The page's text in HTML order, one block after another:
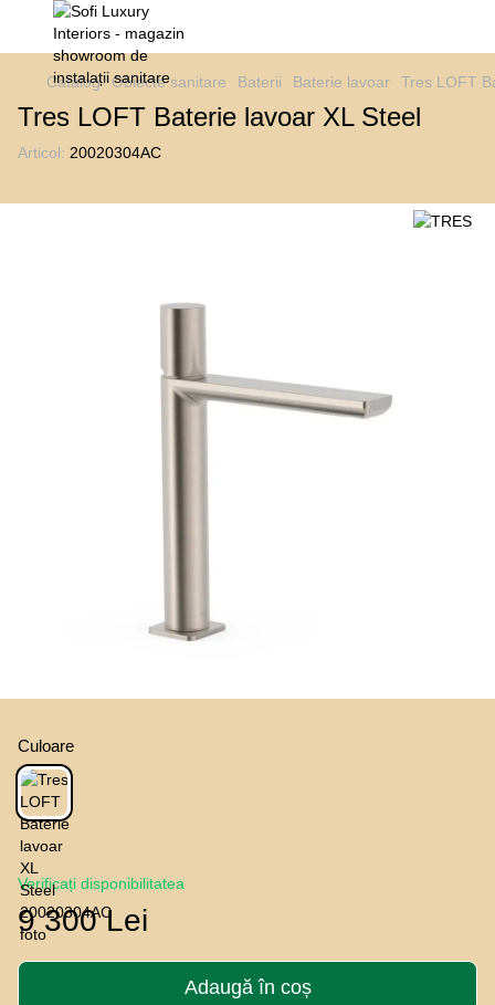
Catalog Obiecte sanitare Baterii Baterie lavoar Tres LOFT
Tres LOFT Baterie lavoar XL Steel
Articol: 20020304AC
Culoare
Verificați disponibilitatea
9 300 Lei
Adaugă în coș